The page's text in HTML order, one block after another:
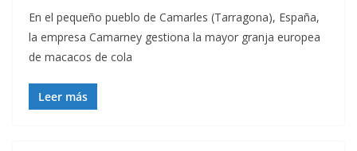
En el pequeño pueblo de Camarles (Tarragona), España,
la empresa Camarney gestiona la mayor granja europea
de macacos de cola
Leer más